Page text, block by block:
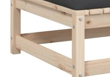
Когато плащате с
поръчката Ви вместо
разполагате с три начина
Отложено до 30 дни от
поръчката без
400 лв. / €204,52
Плащане на 4 вноски.
поръчката си на момента